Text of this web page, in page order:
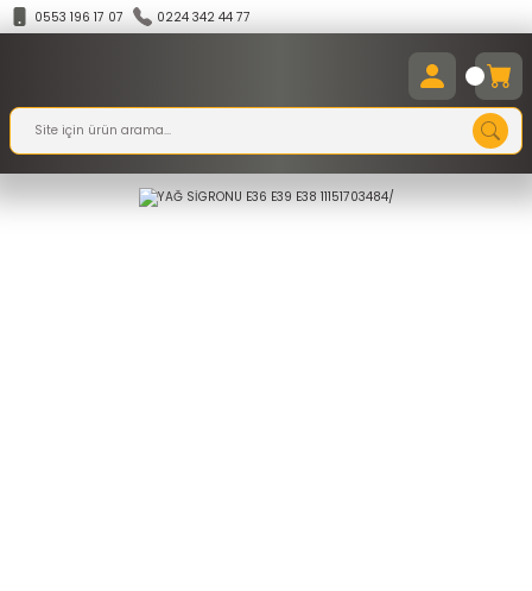
0553 196 17 07 0224 342 44 77